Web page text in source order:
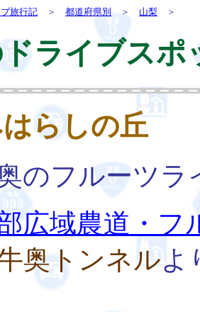
ブ旅行記 ＞ 都道府県別＞ 山梨 ＞
ライブスポ
らしの丘
のフルーツラ
広域農道・フ
奥トンネルよ